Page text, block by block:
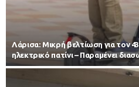
Λάρισα: Μικρή βελτίωση για τον
ηλεκτρικό πατίνι – Παραμένει